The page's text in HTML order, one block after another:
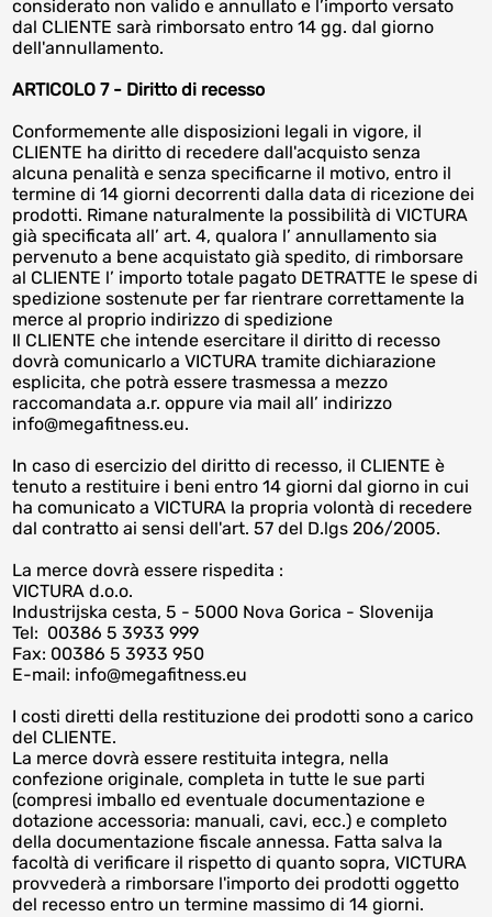
considerato non valido e annullato e l’importo versato
dal CLIENTE sarà rimborsato entro 14 gg. dal giorno
dell'annullamento.
ARTICOLO 7 - Diritto di recesso
Conformemente alle disposizioni legali in vigore, il
CLIENTE ha diritto di recedere dall'acquisto senza
alcuna penalità e senza specificarne il motivo, entro il
termine di 14 giorni decorrenti dalla data di ricezione dei
prodotti. Rimane naturalmente la possibilità di VICTURA
già specificata all’ art. 4, qualora l’ annullamento sia
pervenuto a bene acquistato già spedito, di rimborsare
al CLIENTE l’ importo totale pagato DETRATTE le spese di
spedizione sostenute per far rientrare correttamente la
merce al proprio indirizzo di spedizione
Il CLIENTE che intende esercitare il diritto di recesso
dovrà comunicarlo a VICTURA tramite dichiarazione
esplicita, che potrà essere trasmessa a mezzo
raccomandata a.r. oppure via mail all’ indirizzo
info@megafitness.eu.
In caso di esercizio del diritto di recesso, il CLIENTE è
tenuto a restituire i beni entro 14 giorni dal giorno in cui
ha comunicato a VICTURA la propria volontà di recedere
dal contratto ai sensi dell'art. 57 del D.lgs 206/2005.
La merce dovrà essere rispedita :
VICTURA d.o.o.
Industrijska cesta, 5 - 5000 Nova Gorica - Slovenija
Tel: 00386 5 3933 999
Fax: 00386 5 3933 950
E-mail: info@megafitness.eu
I costi diretti della restituzione dei prodotti sono a carico
del CLIENTE.
La merce dovrà essere restituita integra, nella
confezione originale, completa in tutte le sue parti
(compresi imballo ed eventuale documentazione e
dotazione accessoria: manuali, cavi, ecc.) e completo
della documentazione fiscale annessa. Fatta salva la
facoltà di verificare il rispetto di quanto sopra, VICTURA
provvederà a rimborsare l'importo dei prodotti oggetto
del recesso entro un termine massimo di 14 giorni.